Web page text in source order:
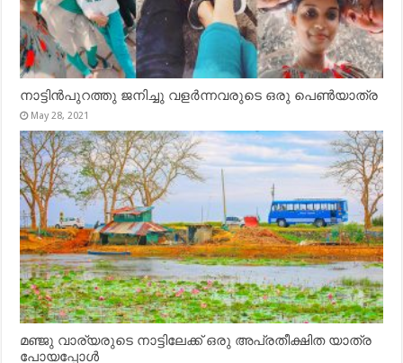
നാട്ടിൻപുറത്തു ജനിച്ചു വളർന്നവരുടെ ഒരു പെൺയാത്ര
May 28, 2021
മഞ്ജു വാര്യരുടെ നാട്ടിലേക്ക് ഒരു അപ്രതീക്ഷിത യാത്ര
പോയപ്പോൾ